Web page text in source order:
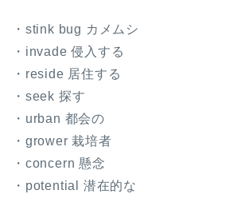
・stink bug カメムシ
・invade 侵入する
・reside 居住する
・seek 探す
・urban 都会の
・grower 栽培者
・concern 懸念
・potential 潜在的な